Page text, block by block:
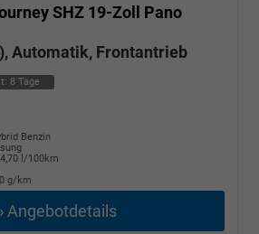
SHZ 19-Zoll Pano
Automatik, Frontantrieb
8 Tage
Benzin
4,70 l/100km
g/km
Angebotdetails